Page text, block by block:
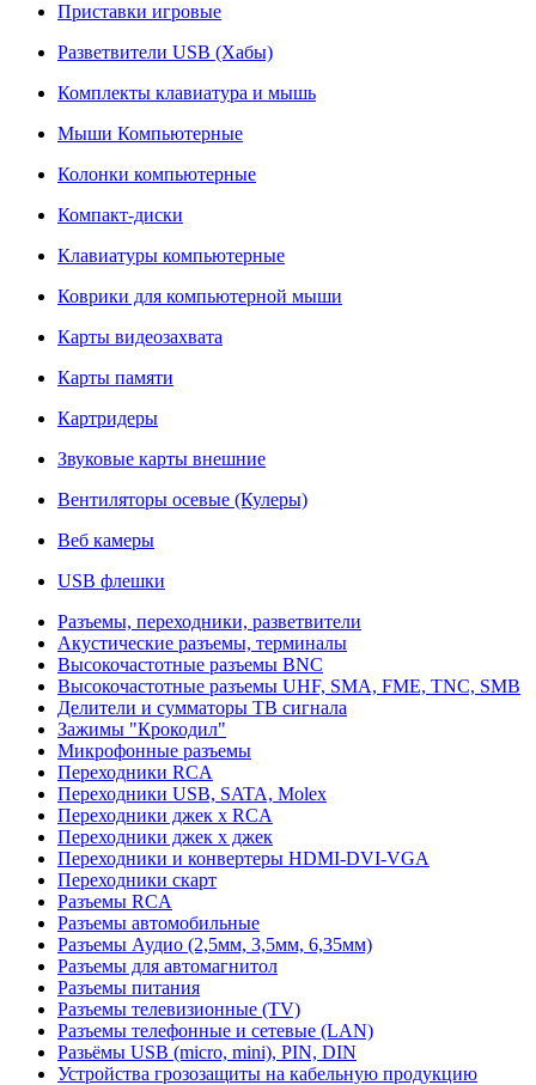
Приставки игровые
Разветвители USB (Хабы)
Комплекты клавиатура и мышь
Мыши Компьютерные
Колонки компьютерные
Компакт-диски
Клавиатуры компьютерные
Коврики для компьютерной мыши
Карты видеозахвата
Карты памяти
Картридеры
Звуковые карты внешние
Вентиляторы осевые (Кулеры)
Веб камеры
USB флешки
Разъемы, переходники, разветвители
Акустические разъемы, терминалы
Высокочастотные разъемы BNC
Высокочастотные разъемы UHF, SMA, FME, TNC, SMB
Делители и сумматоры ТВ сигнала
Зажимы "Крокодил"
Микрофонные разъемы
Переходники RCA
Переходники USB, SATA, Molex
Переходники джек х RCA
Переходники джек х джек
Переходники и конвертеры HDMI-DVI-VGA
Переходники скарт
Разъемы RCA
Разъемы автомобильные
Разъемы Аудио (2,5мм, 3,5мм, 6,35мм)
Разъемы для автомагнитол
Разъемы питания
Разъемы телевизионные (TV)
Разъемы телефонные и сетевые (LAN)
Разьёмы USB (micro, mini), PIN, DIN
Устройства грозозащиты на кабельную продукцию